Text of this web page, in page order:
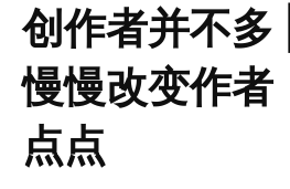
创作者并不多
慢慢改变作者
点点